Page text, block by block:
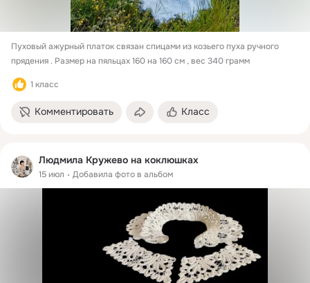
Пуховый ажурный платок связан спицами из козьего пуха ручного
прядения . Размер на пяльцах 160 на 160 см , вес 340 грамм
1 класс
Комментировать Класс
Людмила Кружево на коклюшках
15 июл Добавила фото в альбом